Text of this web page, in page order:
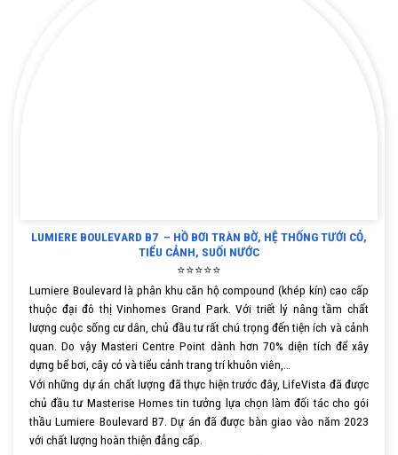
LUMIERE BOULEVARD B7 – HỒ BƠI TRÀN BỜ, HỆ THỐNG TƯỚI CỎ,
TIỂU CẢNH, SUỐI NƯỚC
⭐⭐⭐⭐⭐
Lumiere Boulevard là phân khu căn hộ compound (khép kín) cao cấp
thuộc đại đô thị Vinhomes Grand Park. Với triết lý nâng tầm chất
lượng cuộc sống cư dân, chủ đầu tư rất chú trọng đến tiện ích và cảnh
quan. Do vậy Masteri Centre Point dành hơn 70% diện tích để xây
dựng bể bơi, cây cỏ và tiểu cảnh trang trí khuôn viên,…
Với những dự án chất lượng đã thực hiện trước đây, LifeVista đã được
chủ đầu tư Masterise Homes tin tưởng lựa chọn làm đối tác cho gói
thầu Lumiere Boulevard B7. Dự án đã được bàn giao vào năm 2023
với chất lượng hoàn thiện đẳng cấp.